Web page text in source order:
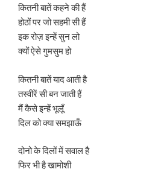
कितनी बातें कहने की हैं
होठों पर जो सहमी सी हैं
इक रोज़ इन्हें सुन लो
क्यों ऐसे गुमसुम हो
कितनी बातें याद आती है
तस्वीरें सी बन जाती हैं
मैं कैसे इन्हें भूलूँ
दिल को क्या समझाऊँ
दोनो के दिलों में सवाल है
फिर भी है खामोशी